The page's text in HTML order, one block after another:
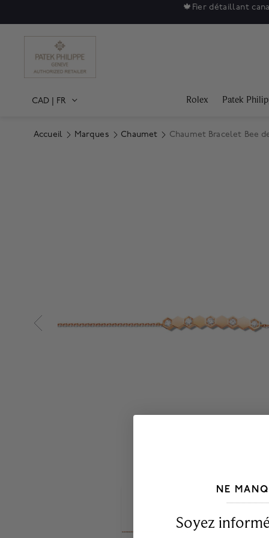
🍁 Fier détaillant
CAD | FR Rolex Patek
Accueil Marques Chaumet Chaumet Bracelet Bee
NE
Soyez